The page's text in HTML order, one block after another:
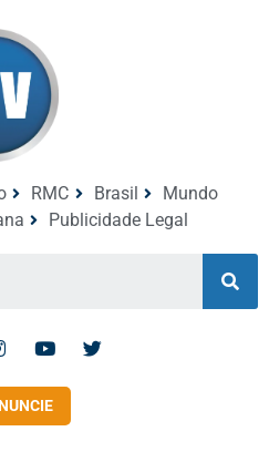
RMC Brasil
Mundo
Publicidade Legal